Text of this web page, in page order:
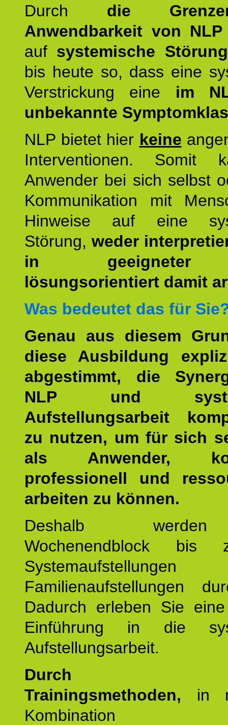
Durch die
Anwendbarkeit von NLP
auf systemische
bis heute so, dass eine
Verstrickung eine im
unbekannte
NLP bietet hier keine
Interventionen. Somit
Anwender bei sich selbst
Kommunikation mit
Hinweise auf eine
Störung, weder
in geeigneter
lösungsorientiert damit
Was bedeutet das für
Genau aus diesem
diese Ausbildung
abgestimmt, die
NLP und
Aufstellungsarbeit
zu nutzen, um für sich
als Anwender,
professionell und
arbeiten zu können.
Deshalb
Wochenendblock bis
Familienaufstellungen
Dadurch erleben Sie
Einführung in die
Aufstellungsarbeit.
Durch
Trainingsmethoden, in